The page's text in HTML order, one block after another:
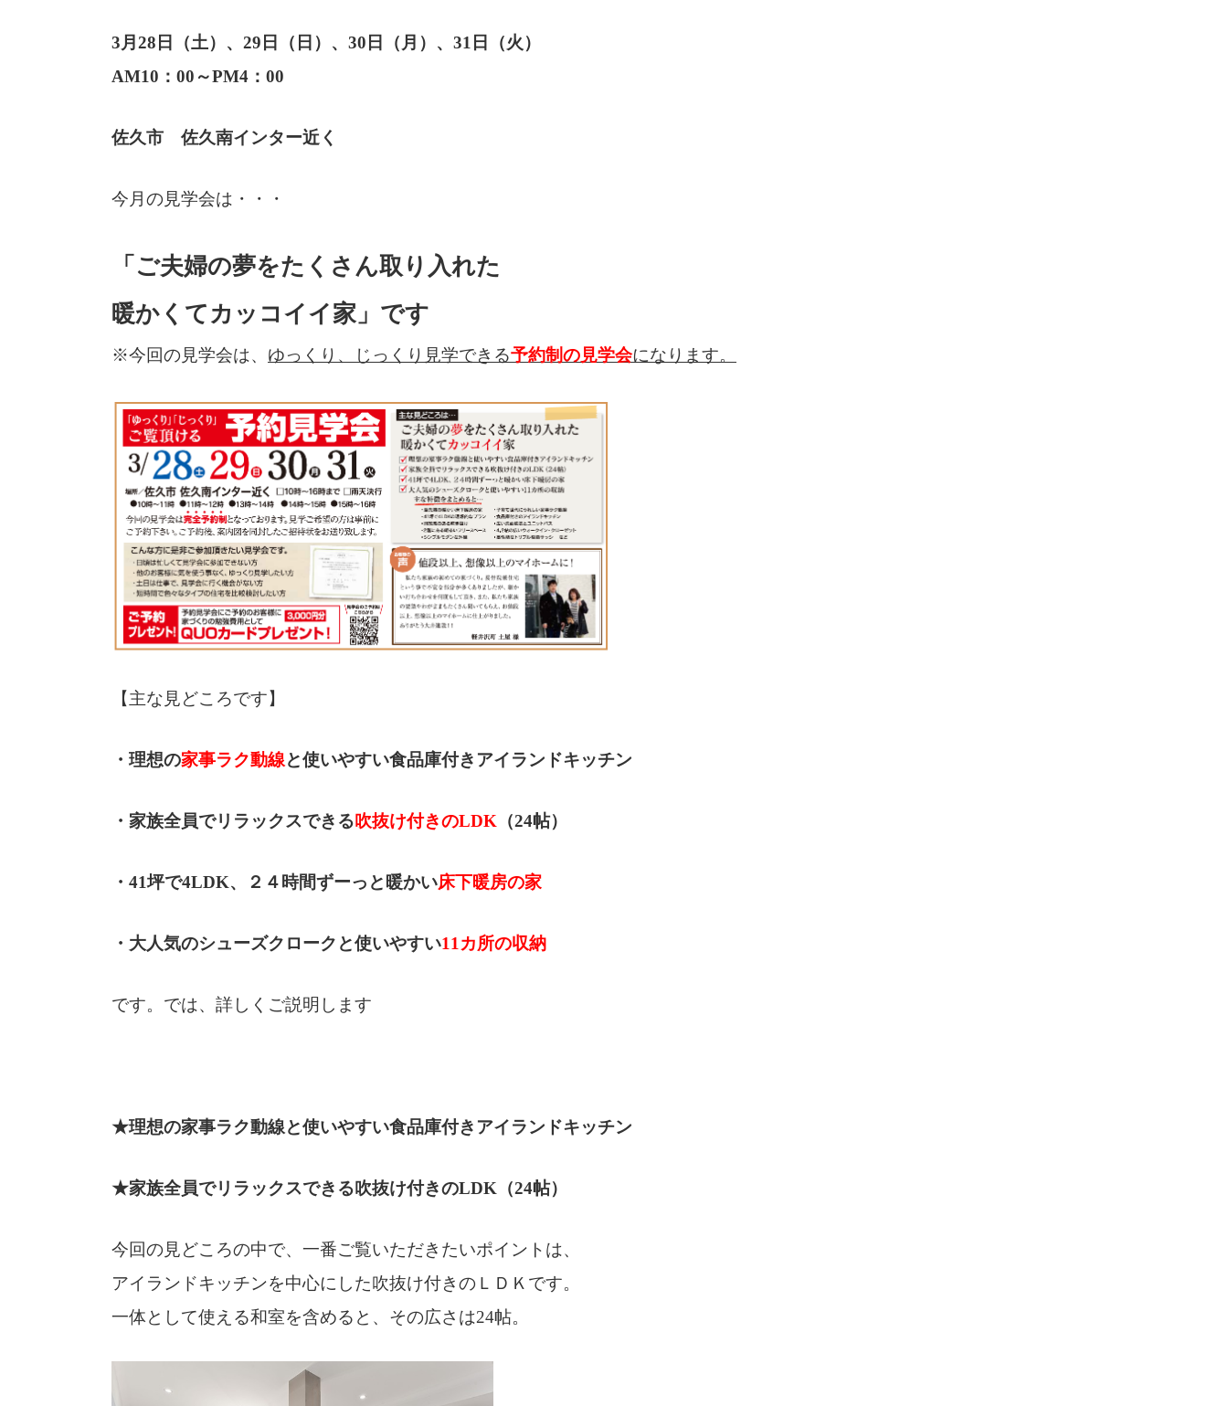
3月28日（土）、29日（日）、30日（月）、31日（火）
AM10：00～PM4：00
佐久市 佐久南インター近く
今月の見学会は・・・
「ご夫婦の夢をたくさん取り入れた
暖かくてカッコイイ家」です
※今回の見学会は、 ゆっくり、じっくり見学できる予約制の見学会になります。
【主な見どころです】
・理想の家事ラク動線と使いやすい食品庫付きアイランドキッチン
・家族全員でリラックスできる吹抜け付きのLDK （24帖）
・41坪で4LDK、２４時間ずーっと暖かい床下暖房の家
・大人気のシューズクロークと使いやすい11カ所の収納
です。では、詳しくご説明します
★理想の家事ラク動線と使いやすい食品庫付きアイランドキッチン
★家族全員でリラックスできる吹抜け付きのLDK（24帖）
今回の見どころの中で、一番ご覧いただきたいポイントは、
アイランドキッチンを中心にした吹抜け付きのＬＤＫです。
一体として使える和室を含めると、その広さは24帖。